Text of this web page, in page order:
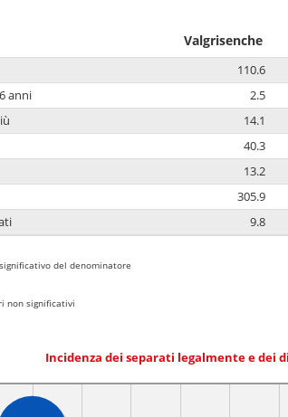
Valgrisenche
110.6
anni
2.5
14.1
40.3
13.2
305.9
9.8
del denominatore
non significativi
Incidenza dei separati legalmente e dei